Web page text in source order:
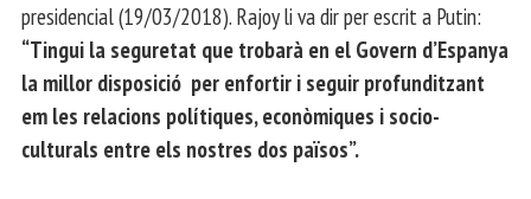
presidencial (19/03/2018). Rajoy li va dir per escrit a Putin:
“Tingui la seguretat que trobarà en el Govern d’Espanya
la millor disposició per enfortir i seguir profunditzant
em les relacions polítiques, econòmiques i socio-
culturals entre els nostres dos països”.